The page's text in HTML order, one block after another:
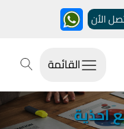
الأن
القائمة
احذية